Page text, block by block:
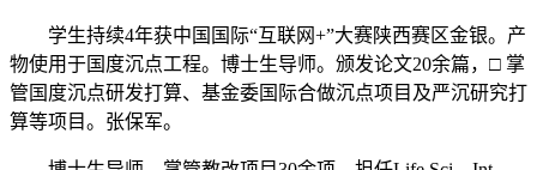
学生持续4年获中国国际“互联网+”大赛陕西赛区金银。产
物使用于国度沉点工程。博士生导师。颁发论文20余篇，□ 掌
管国度沉点研发打算、基金委国际合做沉点项目及严沉研究打
算等项目。张保军。